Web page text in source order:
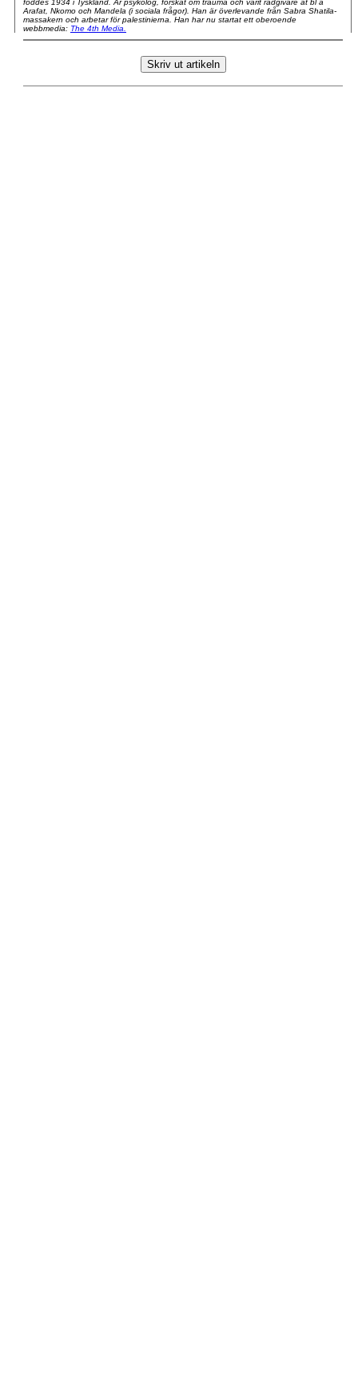
föddes 1934 i Tyskland. Är psykolog, forskat om trauma och varit rådgivare åt bl a
Arafat, Nkomo och Mandela (i sociala frågor). Han är överlevande från Sabra Shatila-
massakern och arbetar för palestinierna. Han har nu startat ett oberoende
webbmedia: The 4th Media.